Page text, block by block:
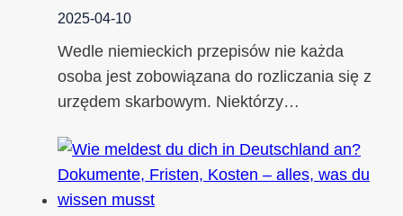
2025-04-10
Wedle niemieckich przepisów nie każda
osoba jest zobowiązana do rozliczania się z
urzędem skarbowym. Niektórzy…